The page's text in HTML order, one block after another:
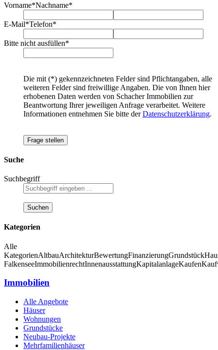
Vorname*Nachname*
E-Mail*Telefon*
Bitte nicht ausfüllen*
Die mit (*) gekennzeichneten Felder sind Pflichtangaben, alle
weiteren Felder sind freiwillige Angaben. Die von Ihnen hier
erhobenen Daten werden von Schacher Immobilien zur
Beantwortung Ihrer jeweiligen Anfrage verarbeitet. Weitere
Informationen entnehmen Sie bitte derDatenschutzerklärung.
Frage stellen
Suche
Suchbegriff
Suchen
Kategorien
Alle
KategorienAltbauArchitekturBewertungFinanzierungGrundstück
FalkenseeImmobilienrechtInnenausstattungKapitalanlageKaufen
Immobilien
Alle Angebote
Häuser
Wohnungen
Grundstücke
Neubau-Projekte
Mehrfamilienhäuser